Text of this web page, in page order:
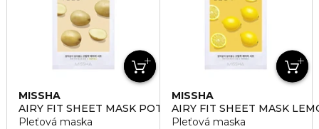
MISSHA
AIRY FIT SHEET MASK POTATO
Pleťová maska
MISSHA
AIRY FIT SHEET MASK
Pleťová maska